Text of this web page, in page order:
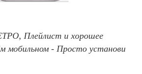
Плейлист и хорошее
мобильном - Просто установи